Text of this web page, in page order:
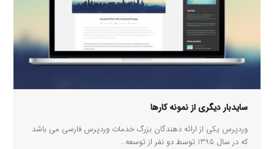
سایدبار دیگری از نمونه کارها
وردپرس یکی از ارائه دهندگان بزرگ خدمات وردپرس فارسی می باشد
که در سال 1395 توسط دو نفر از توسعه…